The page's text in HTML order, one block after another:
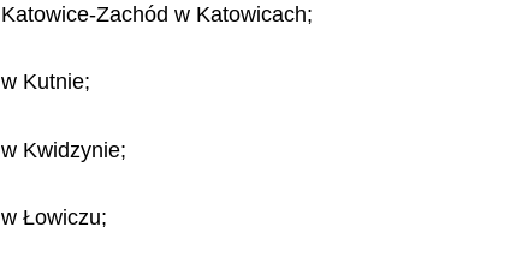
Zachód w Katowicach;
Kutnie;
Kwidzynie;
Łowiczu;